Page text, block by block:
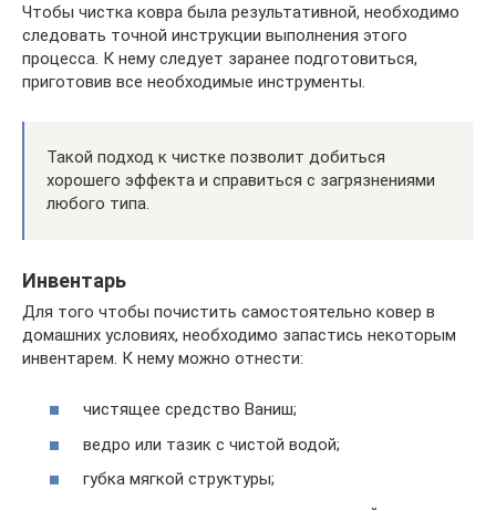
Чтобы чистка ковра была результативной, необходимо
следовать точной инструкции выполнения этого
процесса. К нему следует заранее подготовиться,
приготовив все необходимые инструменты.
Такой подход к чистке позволит добиться
хорошего эффекта и справиться с загрязнениями
любого типа.
Инвентарь
Для того чтобы почистить самостоятельно ковер в
домашних условиях, необходимо запастись некоторым
инвентарем. К нему можно отнести:
чистящее средство Ваниш;
ведро или тазик с чистой водой;
губка мягкой структуры;